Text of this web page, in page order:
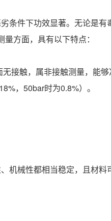
件下功效显著。无论是有
方面，具有以下特点：
接触，属非接触测量，能
，50bar时为0.8%）。
机械性都相当稳定，且材料